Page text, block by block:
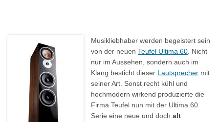
Musikliebhaber werden begeistert sein
von der neuenTeufel Ultima 60 . Nicht
nur im Aussehen, sondern auch im
Klang besticht dieser Lautsprecher mit
seiner Art. Sonst recht kühl und
hochmodern wirkend produzierte die
Firma Teufel nun mit der Ultima 60
Serie eine neue und dochalt